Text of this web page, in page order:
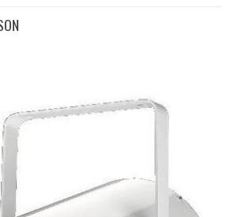
Faire Votre Devis
Pieds Cellules Diamants